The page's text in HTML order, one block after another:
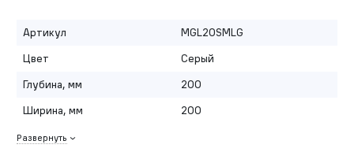
Артикул
MGL20SMLG
Цвет
Серый
Глубина, мм
200
Ширина, мм
200
Развернуть